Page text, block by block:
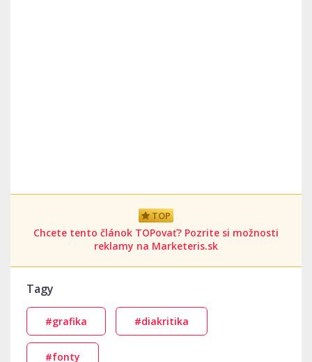
TOP
Chcete tento článok TOPovať? Pozrite si možnosti
reklamy na Marketeris.sk
Tagy
#grafika #diakritika
#fonty